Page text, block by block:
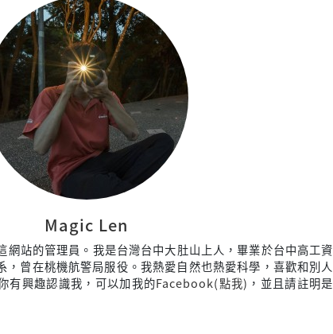
Magic Len
站的管理員。我是台灣台中大肚山上人，畢業於台中高工資
，曾在桃機航警局服役。我熱愛自然也熱愛科學，喜歡和別人
有興趣認識我，可以加我的Facebook(點我) ，並且請註明是